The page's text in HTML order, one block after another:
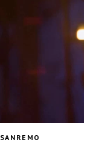
SANREMO